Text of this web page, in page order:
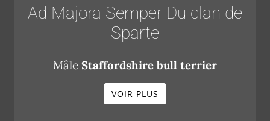
Ad Majora Semper Du clan de
Sparte
Mâle Staffordshire bull terrier
VOIR PLUS